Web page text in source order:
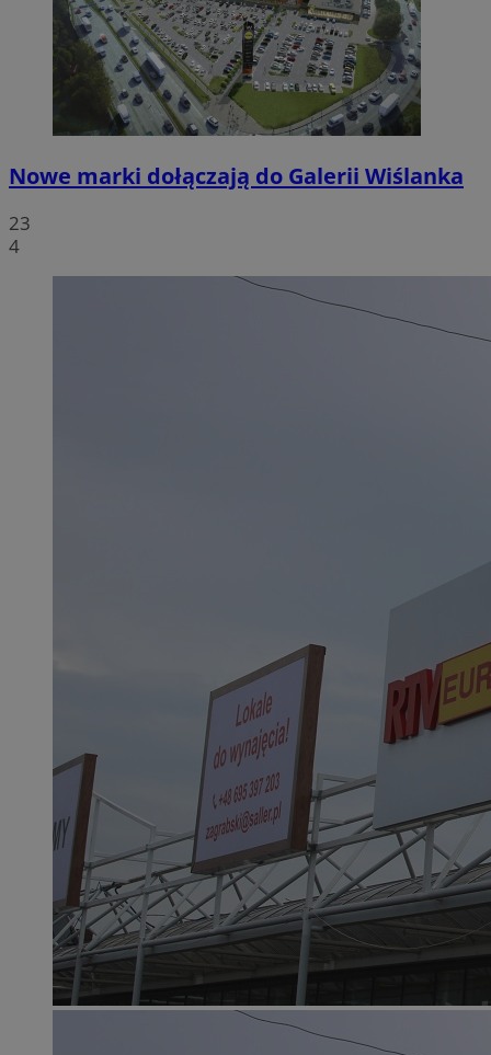
Nowe marki dołączają do Galerii Wiślanka
23
4